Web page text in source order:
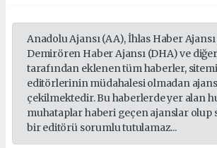
Anadolu Ajansı (AA), İhlas Haber
Demirören Haber Ajansı (DHA) ve
tarafından eklenen tüm haberler,
editörlerinin müdahalesi olmadan
çekilmektedir. Bu haberlerde yer alan
muhataplar haberi geçen ajanslar olup
bir editörü sorumlu tutulamaz...